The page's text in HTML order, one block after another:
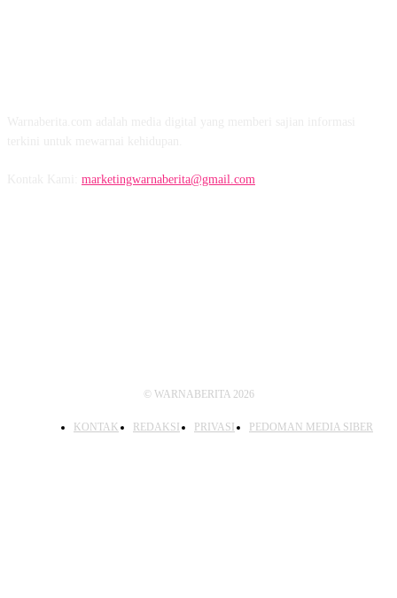
marketingwarnaberita@gmail.com
© WARNABERITA 2026
KONTAK REDAKSI PRIVASI PEDOMAN MEDIA SIBER